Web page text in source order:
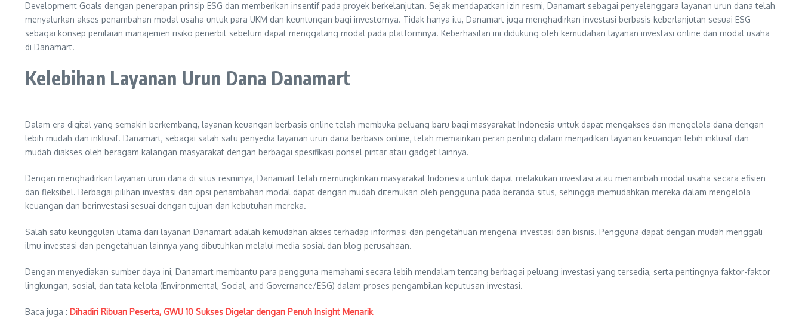
Development Goals dengan penerapan prinsip ESG dan memberikan insentif pada proyek berkelanjutan. Sejak mendapatkan izin resmi, Danamart sebagai penyelenggara layanan urun dana telah
menyalurkan akses penambahan modal usaha untuk para UKM dan keuntungan bagi investornya. Tidak hanya itu, Danamart juga menghadirkan investasi berbasis keberlanjutan sesuai ESG
sebagai konsep penilaian manajemen risiko penerbit sebelum dapat menggalang modal pada platformnya. Keberhasilan ini didukung oleh kemudahan layanan investasi online dan modal usaha
di Danamart.
Kelebihan Layanan Urun Dana Danamart
Dalam era digital yang semakin berkembang, layanan keuangan berbasis online telah membuka peluang baru bagi masyarakat Indonesia untuk dapat mengakses dan mengelola dana dengan
lebih mudah dan inklusif. Danamart, sebagai salah satu penyedia layanan urun dana berbasis online, telah memainkan peran penting dalam menjadikan layanan keuangan lebih inklusif dan
mudah diakses oleh beragam kalangan masyarakat dengan berbagai spesifikasi ponsel pintar atau gadget lainnya.
Dengan menghadirkan layanan urun dana di situs resminya, Danamart telah memungkinkan masyarakat Indonesia untuk dapat melakukan investasi atau menambah modal usaha secara efisien
dan fleksibel. Berbagai pilihan investasi dan opsi penambahan modal dapat dengan mudah ditemukan oleh pengguna pada beranda situs, sehingga memudahkan mereka dalam mengelola
keuangan dan berinvestasi sesuai dengan tujuan dan kebutuhan mereka.
Salah satu keunggulan utama dari layanan Danamart adalah kemudahan akses terhadap informasi dan pengetahuan mengenai investasi dan bisnis. Pengguna dapat dengan mudah menggali
ilmu investasi dan pengetahuan lainnya yang dibutuhkan melalui media sosial dan blog perusahaan.
Dengan menyediakan sumber daya ini, Danamart membantu para pengguna memahami secara lebih mendalam tentang berbagai peluang investasi yang tersedia, serta pentingnya faktor-faktor
lingkungan, sosial, dan tata kelola (Environmental, Social, and Governance/ESG) dalam proses pengambilan keputusan investasi.
Baca juga : Dihadiri Ribuan Peserta, GWU 10 Sukses Digelar dengan Penuh Insight Menarik